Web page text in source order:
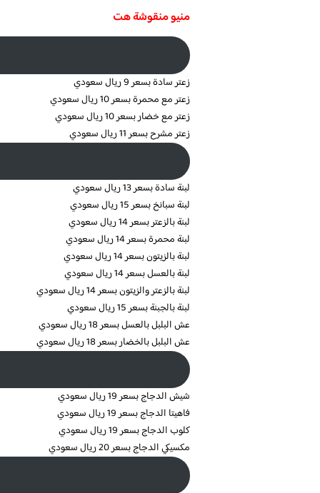
منيو منقوشة هت
زعتر سادة بسعر 9 ريال سعودي
زعتر مع محمرة بسعر 10 ريال سعودي
زعتر مع خضار بسعر 10 ريال سعودي
زعتر مشرح بسعر 11 ريال سعودي
لبنة سادة بسعر 13 ريال سعودي
لبنة سبانخ بسعر 15 ريال سعودي
لبنة بالزعتر بسعر 14 ريال سعودي
لبنة محمرة بسعر 14 ريال سعودي
لبنة بالزيتون بسعر 14 ريال سعودي
لبنة بالعسل بسعر 14 ريال سعودي
لبنة بالزعتر والزيتون بسعر 14 ريال سعودي
لبنة بالجبنة بسعر 15 ريال سعودي
عش البلبل بالعسل بسعر 18 ريال سعودي
عش البلبل بالخضار بسعر 18 ريال سعودي
شيش الدجاج بسعر 19 ريال سعودي
فاهيتا الدجاج بسعر 19 ريال سعودي
كلوب الدجاج بسعر 19 ريال سعودي
مكسيكي الدجاج بسعر 20 ريال سعودي